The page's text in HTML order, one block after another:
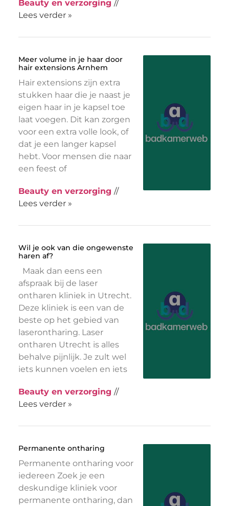
Beauty en verzorging //
Lees verder »
Meer volume in je haar door
hair extensions Arnhem
Hair extensions zijn extra
stukken haar die je naast je
eigen haar in je kapsel toe
laat voegen. Dit kan zorgen
voor een extra volle look, of
dat je een langer kapsel
hebt. Voor mensen die naar
een feest of
Beauty en verzorging //
Lees verder »
Wil je ook van die ongewenste
haren af?
Maak dan eens een
afspraak bij de laser
ontharen kliniek in Utrecht.
Deze kliniek is een van de
beste op het gebied van
laserontharing. Laser
ontharen Utrecht is alles
behalve pijnlijk. Je zult wel
iets kunnen voelen en iets
Beauty en verzorging //
Lees verder »
Permanente ontharing
Permanente ontharing voor
iedereen Zoek je een
deskundige kliniek voor
permanente ontharing, dan